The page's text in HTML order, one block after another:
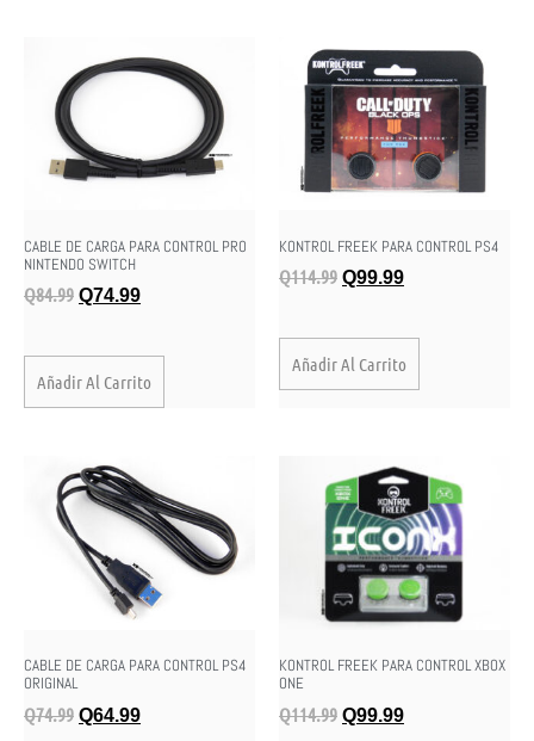
CABLE DE CARGA PARA CONTROL PRO
NINTENDO SWITCH
Q84.99 Q74.99
Añadir Al Carrito
KONTROL FREEK PARA CONTROL PS4
Q114.99 Q99.99
Añadir Al Carrito
CABLE DE CARGA PARA CONTROL PS4
ORIGINAL
Q74.99 Q64.99
KONTROL FREEK PARA CONTROL XBOX
ONE
Q114.99 Q99.99